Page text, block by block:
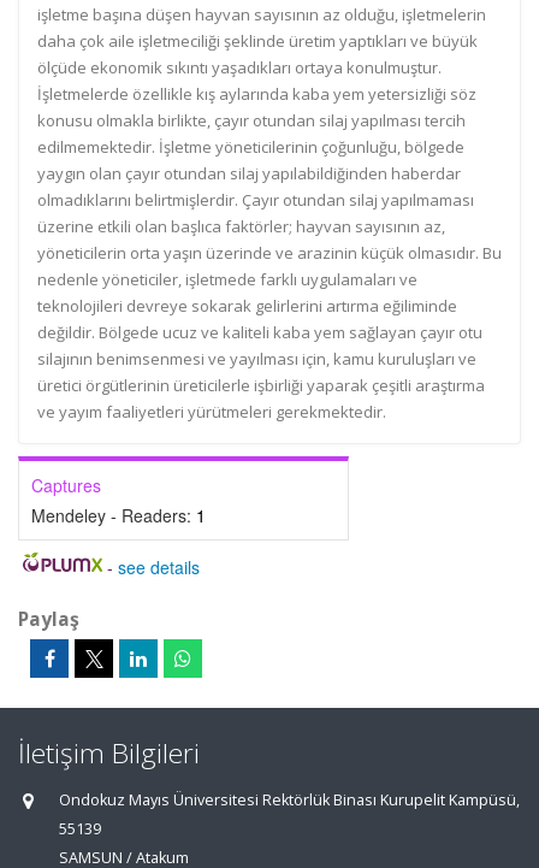
işletme başına düşen hayvan sayısının az olduğu, işletmelerin
daha çok aile işletmeciliği şeklinde üretim yaptıkları ve büyük
ölçüde ekonomik sıkıntı yaşadıkları ortaya konulmuştur.
İşletmelerde özellikle kış aylarında kaba yem yetersizliği söz
konusu olmakla birlikte, çayır otundan silaj yapılması tercih
edilmemektedir. İşletme yöneticilerinin çoğunluğu, bölgede
yaygın olan çayır otundan silaj yapılabildiğinden haberdar
olmadıklarını belirtmişlerdir. Çayır otundan silaj yapılmaması
üzerine etkili olan başlıca faktörler; hayvan sayısının az,
yöneticilerin orta yaşın üzerinde ve arazinin küçük olmasıdır. Bu
nedenle yöneticiler, işletmede farklı uygulamaları ve
teknolojileri devreye sokarak gelirlerini artırma eğiliminde
değildir. Bölgede ucuz ve kaliteli kaba yem sağlayan çayır otu
silajının benimsenmesi ve yayılması için, kamu kuruluşları ve
üretici örgütlerinin üreticilerle işbirliği yaparak çeşitli araştırma
ve yayım faaliyetleri yürütmeleri gerekmektedir.
Captures
Mendeley - Readers: 1
- see details
Paylaş
İletişim Bilgileri
Ondokuz Mayıs Üniversitesi Rektörlük Binası Kurupelit Kampüsü,
55139
SAMSUN / Atakum